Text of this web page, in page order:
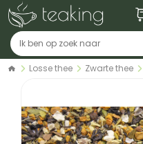
Losse thee Zwarte thee